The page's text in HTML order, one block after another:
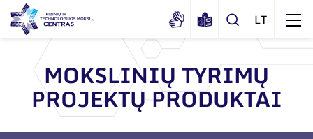
Apie mus
Dokumentai
Struktūra
MOKSLINIŲ TYRIMŲ
PROJEKTŲ PRODUKTAI